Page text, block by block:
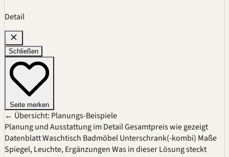
Detail
Schließen
Seite merken
← Übersicht: Planungs-Beispiele
Planung und Ausstattung im DetailGesamtpreis wie gezeigt
DatenblattWaschtisch BadmöbelUnterschrank(-kombi) Maße
Spiegel, Leuchte, ErgänzungenWas in dieser Lösung steckt